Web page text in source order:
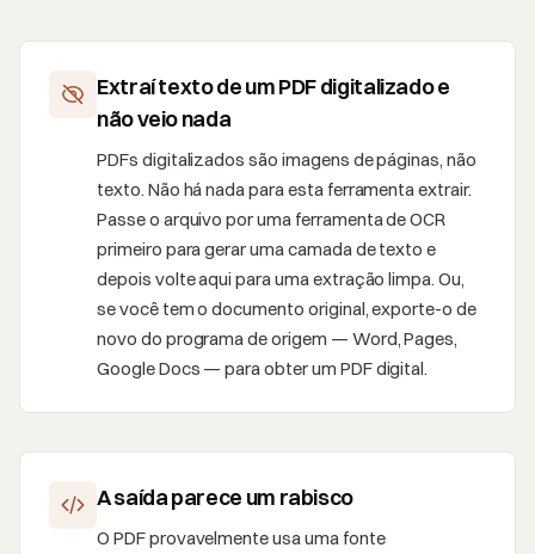
Extraí texto de um PDF digitalizado e
não veio nada
PDFs digitalizados são imagens de páginas, não
texto. Não há nada para esta ferramenta extrair.
Passe o arquivo por uma ferramenta de OCR
primeiro para gerar uma camada de texto e
depois volte aqui para uma extração limpa. Ou,
se você tem o documento original, exporte-o de
novo do programa de origem — Word, Pages,
Google Docs — para obter um PDF digital.
A saída parece um rabisco
O PDF provavelmente usa uma fonte